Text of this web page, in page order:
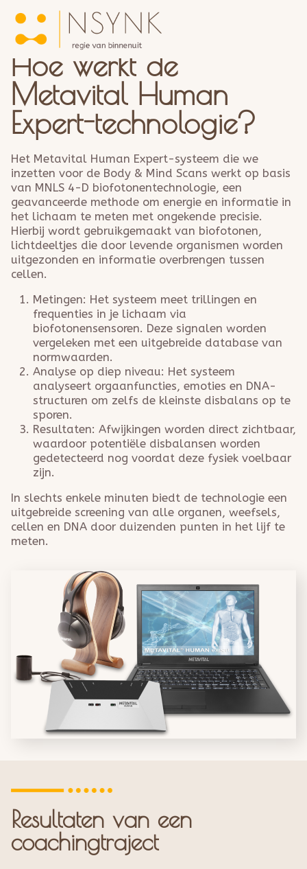
Over NSYNK
Trajecten
Metavital Human Expert-technologie
Bedrijfstrajecten
Teams & Organisaties
Reviews
Blogs
Contact
Metavital Human Expert-technologie – NSYNK
Hoe werkt de
Metavital Human
Expert-technologie?
Het Metavital Human Expert-systeem die we
inzetten voor de Body & Mind Scans werkt op basis
van MNLS 4-D biofotonentechnologie, een
geavanceerde methode om energie en informatie in
het lichaam te meten met ongekende precisie.
Hierbij wordt gebruikgemaakt van biofotonen,
lichtdeeltjes die door levende organismen worden
uitgezonden en informatie overbrengen tussen
cellen.
Metingen: Het systeem meet trillingen en
frequenties in je lichaam via
biofotonensensoren. Deze signalen worden
vergeleken met een uitgebreide database van
normwaarden.
Analyse op diep niveau: Het systeem
analyseert orgaanfuncties, emoties en DNA-
structuren om zelfs de kleinste disbalans op te
sporen.
Resultaten: Afwijkingen worden direct zichtbaar,
waardoor potentiële disbalansen worden
gedetecteerd nog voordat deze fysiek voelbaar
zijn.
In slechts enkele minuten biedt de technologie een
uitgebreide screening van alle organen, weefsels,
cellen en DNA door duizenden punten in het lijf te
meten.
Resultaten van een
coachingtraject